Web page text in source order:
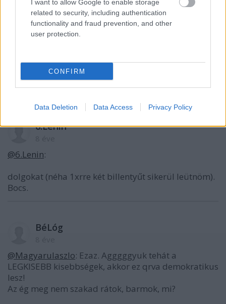
I want to allow Google to enable storage
related to security, including authentication
functionality and fraud prevention, and other
user protection.
CONFIRM
Data Deletion Data Access Privacy Policy
Igen 1etértek. Orbán is ezt mondja már néhány éve.
(mellesleg eddig mindenkit ki is rúgtak a Fideszből,
akik tényleg köztörvényes dogojkat műveltek, és nem
kívánságlista alapján)
6.Lenin
@6.Lenin:
dolgokat (néha 1xrre két billentyűt sikerül leütnöm).
Bocs.
BéLóg
@Magyarulaszlo: Ezaz. Agggggyuk tehát a
LEGKISEBB kisebbségek, akkor ez qrva demokratikus
lesz!
Az ég meg nem szakad rátok, barmok, mi?